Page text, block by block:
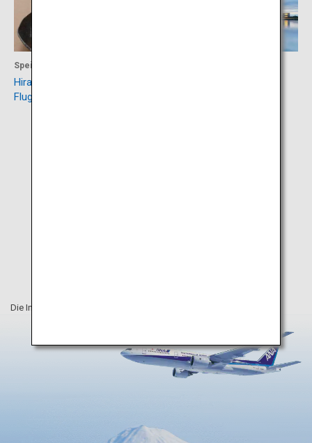
Speisen
Hirata Farm
Flughafenrestaurant Shonai
Die Informationen auf dieser Webseite sind vom Mai 2020.